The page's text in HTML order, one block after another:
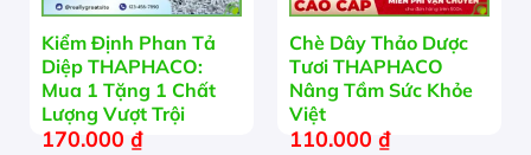
Kiểm Định Phan Tả
Diệp THAPHACO:
Mua 1 Tặng 1 Chất
Lượng Vượt Trội
170.000 ₫
Chè Dây Thảo Dược
Tươi THAPHACO
Nâng Tầm Sức Khỏe
Việt
110.000 ₫